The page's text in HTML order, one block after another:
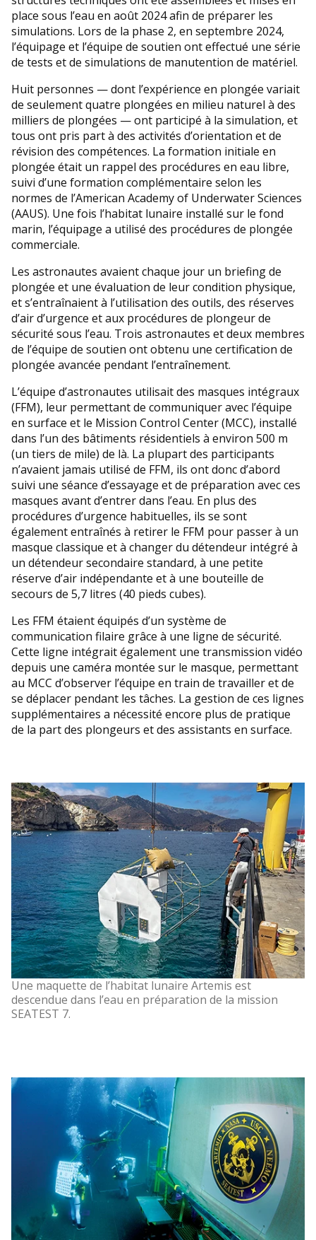
place sous l’eau en août 2024 afin de préparer les
simulations. Lors de la phase 2, en septembre 2024,
l’équipage et l’équipe de soutien ont effectué une série
de tests et de simulations de manutention de matériel.
Huit personnes — dont l’expérience en plongée variait
de seulement quatre plongées en milieu naturel à des
milliers de plongées — ont participé à la simulation, et
tous ont pris part à des activités d’orientation et de
révision des compétences. La formation initiale en
plongée était un rappel des procédures en eau libre,
suivi d’une formation complémentaire selon les
normes de l’American Academy of Underwater Sciences
(AAUS). Une fois l’habitat lunaire installé sur le fond
marin, l’équipage a utilisé des procédures de plongée
commerciale.
Les astronautes avaient chaque jour un briefing de
plongée et une évaluation de leur condition physique,
et s’entraînaient à l’utilisation des outils, des réserves
d’air d’urgence et aux procédures de plongeur de
sécurité sous l’eau. Trois astronautes et deux membres
de l’équipe de soutien ont obtenu une certification de
plongée avancée pendant l’entraînement.
L’équipe d’astronautes utilisait des masques intégraux
(FFM), leur permettant de communiquer avec l’équipe
en surface et le Mission Control Center (MCC), installé
dans l’un des bâtiments résidentiels à environ 500 m
(un tiers de mile) de là. La plupart des participants
n’avaient jamais utilisé de FFM, ils ont donc d’abord
suivi une séance d’essayage et de préparation avec ces
masques avant d’entrer dans l’eau. En plus des
procédures d’urgence habituelles, ils se sont
également entraînés à retirer le FFM pour passer à un
masque classique et à changer du détendeur intégré à
un détendeur secondaire standard, à une petite
réserve d’air indépendante et à une bouteille de
secours de 5,7 litres (40 pieds cubes).
Les FFM étaient équipés d’un système de
communication filaire grâce à une ligne de sécurité.
Cette ligne intégrait également une transmission vidéo
depuis une caméra montée sur le masque, permettant
au MCC d’observer l’équipe en train de travailler et de
se déplacer pendant les tâches. La gestion de ces lignes
supplémentaires a nécessité encore plus de pratique
de la part des plongeurs et des assistants en surface.
Une maquette de l’habitat lunaire Artemis est
descendue dans l’eau en préparation de la mission
SEATEST 7.